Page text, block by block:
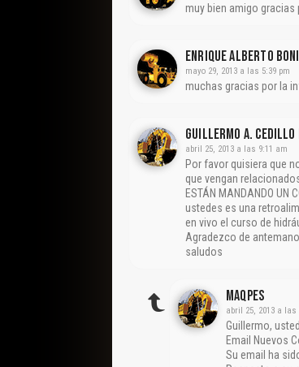
muy bien amigo gracias
Enrique Alberto
mayo 29, 2013 a las 5:39 pm
muchas gracias por la
Guillermo A. Cedillo
abril 25, 2013 a las 9:11 am
Por favor quisiera que
que vengan
ESTÁN MANDANDO
ustedes es una
en vivo el curso de
Agradezco de
saludos
Maqpes
abril 25, 2013 a las
Guillermo,
Email Nuevos
Su email ha